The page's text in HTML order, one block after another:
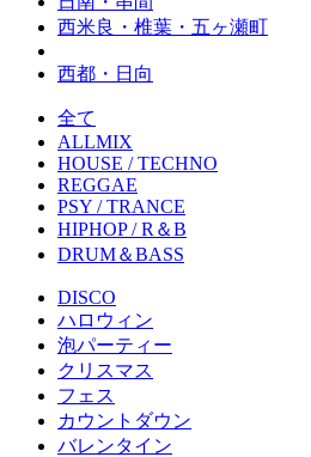
西米良・椎葉・五ヶ瀬町
西都・日向
全て
ALLMIX
HOUSE / TECHNO
REGGAE
PSY / TRANCE
HIPHOP / R＆B
DRUM＆BASS
DISCO
ハロウィン
泡パーティー
クリスマス
フェス
カウントダウン
バレンタイン